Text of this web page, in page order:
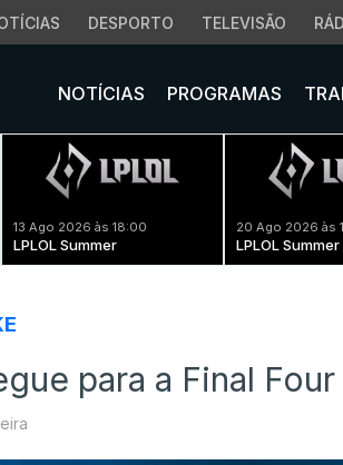
DESPORTO TELEVISÃO
NOTÍCIAS PROGRAMAS
13 Ago 2026 às 18:00
LPLOL Summer
20 Ago 2026 às
LPLOL Summer
para a Final